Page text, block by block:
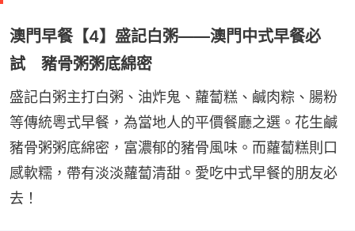
澳門早餐【4】盛記白粥——澳門中式早餐必
試 豬骨粥粥底綿密
盛記白粥主打白粥、油炸鬼、蘿蔔糕、鹹肉粽、腸粉
等傳統粵式早餐，為當地人的平價餐廳之選。花生鹹
豬骨粥粥底綿密，富濃郁的豬骨風味。而蘿蔔糕則口
感軟糯，帶有淡淡蘿蔔清甜。愛吃中式早餐的朋友必
去！